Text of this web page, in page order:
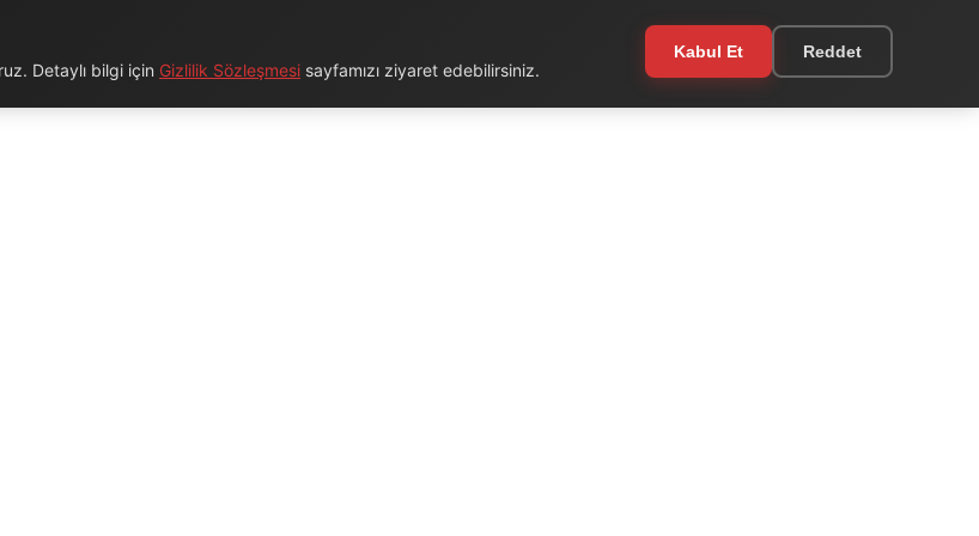
Detaylı bilgi için Gizlilik Sözleşmesi sayfamızı ziyaret edebilirsiniz.
Kabul Et Reddet